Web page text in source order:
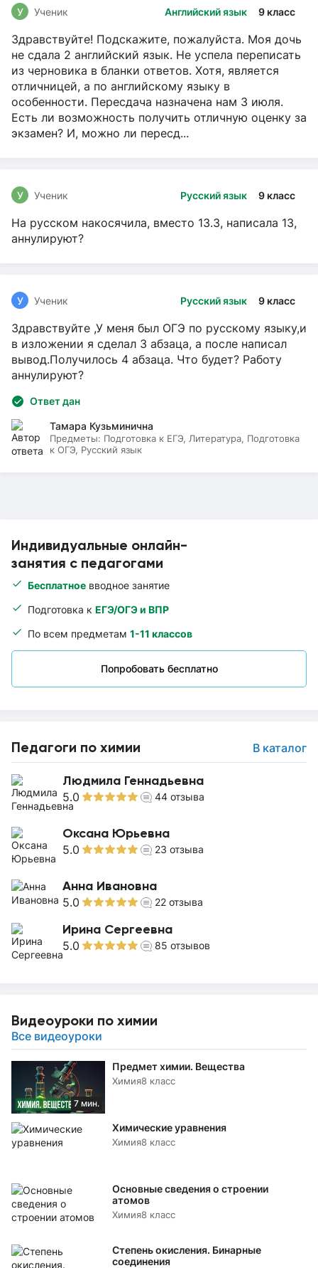
Индивидуальные онлайн-
занятия с педагогами
Бесплатное вводное занятие
Подготовка к ЕГЭ/ОГЭ и ВПР
По всем предметам 1-11 классов
Попробовать бесплатно
Педагоги по химии В каталог
Людмила Геннадьевна
5.0 44 отзыва
Оксана Юрьевна
5.0 23 отзыва
Анна Ивановна
5.0 22 отзыва
Ирина Сергеевна
5.0 85 отзывов
Видеоуроки по химии
Все видеоуроки
7 мин.
Предмет химии. Вещества
Химия8 класс
Химические уравнения
Химия8 класс
Основные сведения о строении
атомов
Химия8 класс
Степень окисления. Бинарные
соединения
Английский язык 9 класс
У Ученик
Здравствуйте! Подскажите, пожалуйста. Моя дочь
не сдала 2 английский язык. Не успела переписать
из черновика в бланки ответов. Хотя, является
отличницей, а по английскому языку в
особенности. Пересдача назначена нам 3 июля.
Есть ли возможность получить отличную оценку за
экзамен? И, можно ли пересд...
Русский язык 9 класс
У Ученик
На русском накосячила, вместо 13.3, написала 13,
аннулируют?
Русский язык 9 класс
У Ученик
Здравствуйте ,У меня был ОГЭ по русскому языку,и
в изложении я сделал 3 абзаца, а после написал
вывод.Получилось 4 абзаца. Что будет? Работу
аннулируют?
Ответ дан
Тамара Кузьминична
Предметы: Подготовка к ЕГЭ, Литература, Подготовка
к ОГЭ, Русский язык